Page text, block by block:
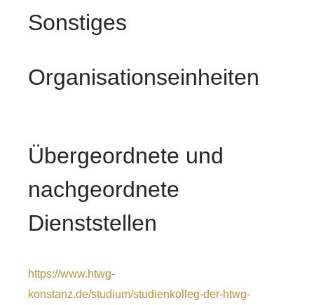
Sonstiges
Organisationseinheiten
Übergeordnete und
nachgeordnete
Dienststellen
https://www.htwg-
konstanz.de/studium/studienkolleg-der-htwg-